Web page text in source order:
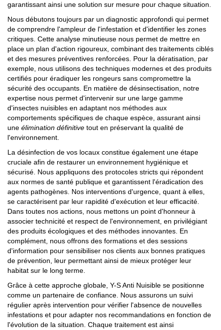
garantissant ainsi une solution sur mesure pour chaque situation.
Nous débutons toujours par un diagnostic approfondi qui permet
de comprendre l'ampleur de l'infestation et d'identifier les zones
critiques. Cette analyse minutieuse nous permet de mettre en
place un plan d'action rigoureux, combinant des traitements ciblés
et des mesures préventives renforcées. Pour la dératisation, par
exemple, nous utilisons des techniques modernes et des produits
certifiés pour éradiquer les rongeurs sans compromettre la
sécurité des occupants. En matière de désinsectisation, notre
expertise nous permet d'intervenir sur une large gamme
d'insectes nuisibles en adaptant nos méthodes aux
comportements spécifiques de chaque espèce, assurant ainsi
une élimination définitive tout en préservant la qualité de
l'environnement.
La désinfection de vos locaux constitue également une étape
cruciale afin de restaurer un environnement hygiénique et
sécurisé. Nous appliquons des protocoles stricts qui répondent
aux normes de santé publique et garantissent l'éradication des
agents pathogènes. Nos interventions d'urgence, quant à elles,
se caractérisent par leur rapidité d'exécution et leur efficacité.
Dans toutes nos actions, nous mettons un point d'honneur à
associer technicité et respect de l'environnement, en privilégiant
des produits écologiques et des méthodes innovantes. En
complément, nous offrons des formations et des sessions
d'information pour sensibiliser nos clients aux bonnes pratiques
de prévention, leur permettant ainsi de mieux protéger leur
habitat sur le long terme.
Grâce à cette approche globale, Y-S Anti Nuisible se positionne
comme un partenaire de confiance. Nous assurons un suivi
régulier après intervention pour vérifier l'absence de nouvelles
infestations et pour adapter nos recommandations en fonction de
l'évolution de la situation. Chaque traitement est ainsi